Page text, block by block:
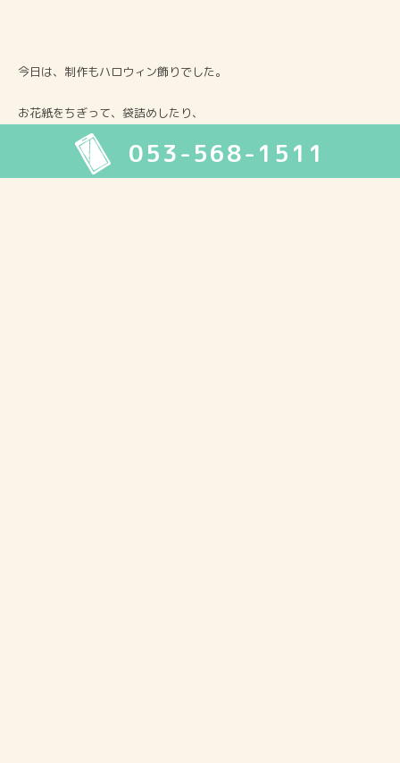
053-568-1511
今日は、制作もハロウィン飾りでした。
お花紙をちぎって、袋詰めしたり、